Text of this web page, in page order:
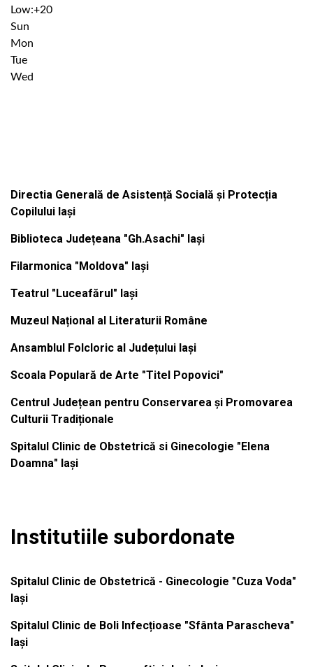
Low:+20
Sun
Mon
Tue
Wed
Directia Generală de Asistență Socială și Protecția
Copilului Iași
Biblioteca Județeana "Gh.Asachi" Iași
Filarmonica "Moldova" Iași
Teatrul "Luceafărul" Iași
Muzeul Național al Literaturii Române
Ansamblul Folcloric al Județului Iași
Scoala Populară de Arte "Titel Popovici"
Centrul Județean pentru Conservarea și Promovarea
Culturii Tradiționale
Spitalul Clinic de Obstetrică si Ginecologie "Elena
Doamna" Iași
Institutiile subordonate
Spitalul Clinic de Obstetrică - Ginecologie "Cuza Voda"
Iași
Spitalul Clinic de Boli Infecțioase "Sfânta Parascheva"
Iași